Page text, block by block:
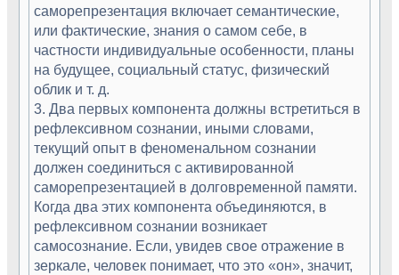
саморепрезентация включает семантические,
или фактические, знания о самом себе, в
частности индивидуальные особенности, планы
на будущее, социальный статус, физический
облик и т. д.
3. Два первых компонента должны встретиться в
рефлексивном сознании, иными словами,
текущий опыт в феноменальном сознании
должен соединиться с активированной
саморепрезентацией в долговременной памяти.
Когда два этих компонента объединяются, в
рефлексивном сознании возникает
самосознание. Если, увидев свое отражение в
зеркале, человек понимает, что это «он», значит,